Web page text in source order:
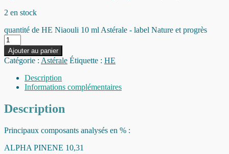
2 en stock
quantité de HE Niaouli 10 ml Astérale - label Nature et progrès
Ajouter au panier
Catégorie : Astérale Étiquette : HE
Description
Informations complémentaires
Description
Principaux composants analysés en % :
ALPHA PINENE 10,31